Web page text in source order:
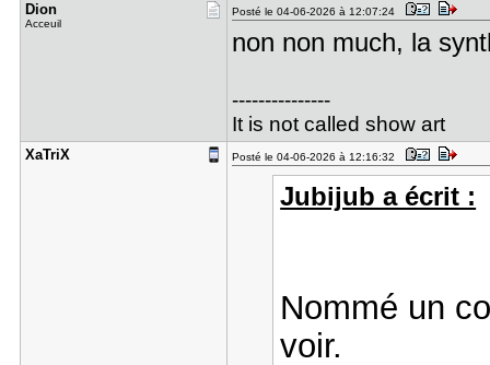
Dion
Acceuil
Posté le 04-06-2026 à 12:07:24
non non much, la
---------------
It is not called show art
XaTriX Posté le 04-06-2026 à 12:16:32
Jubijub a écrit :
Nommé un
voir.